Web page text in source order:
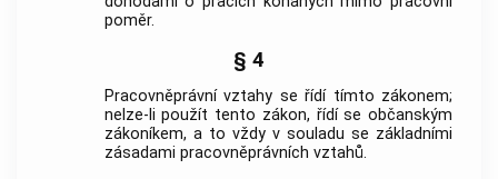
poměr.
§ 4
Pracovněprávní vztahy se řídí tímto zákonem;
nelze-li použít tento zákon, řídí se občanským
zákoníkem, a to vždy v souladu se základními
zásadami pracovněprávních vztahů.